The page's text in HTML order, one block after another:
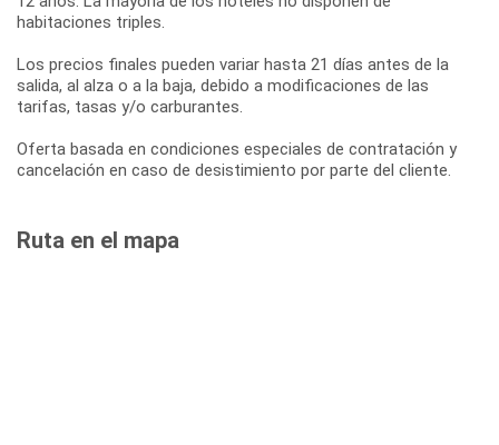
habitaciones triples.
Los precios finales pueden variar hasta 21 días antes de la
salida, al alza o a la baja, debido a modificaciones de las
tarifas, tasas y/o carburantes.
Oferta basada en condiciones especiales de contratación y
cancelación en caso de desistimiento por parte del cliente.
Ruta en el mapa